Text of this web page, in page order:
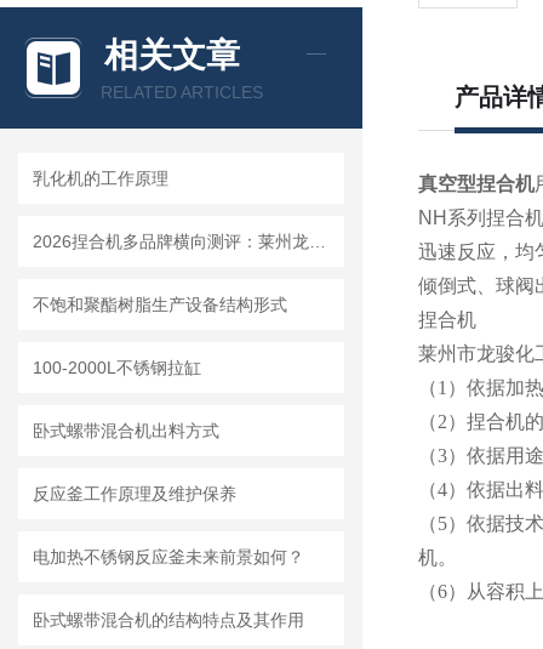
相关文章
RELATED ARTICLES
乳化机的工作原理
不饱和聚酯树脂生产设备结构形式
100-2000L不锈钢拉缸
卧式螺带混合机出料方式
反应釜工作原理及维护保养
电加热不锈钢反应釜未来前景如何？
卧式螺带混合机的结构特点及其作用
产品详
真空型捏合机
NH系列捏合
迅速反应，均
倾倒式、球阀
捏合机
莱州市龙骏化
（1 ）依据加
（2）捏合机
（3）依据用
（4）依据出
（5）依据技
机。
（6）从容积